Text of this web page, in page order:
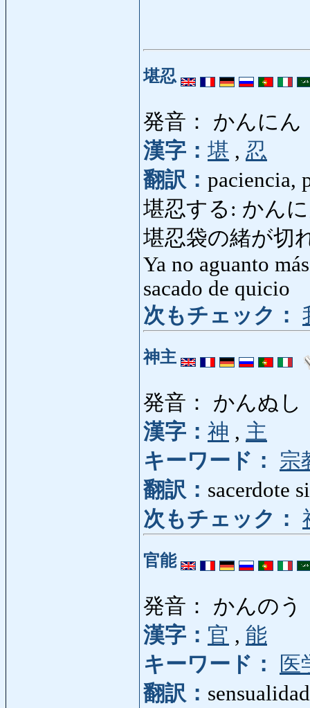
堪忍
発音： かんにん
漢字： 堪 , 忍
翻訳： paciencia,
堪忍する: かんに
堪忍袋の緒が切
Ya no aguanto
sacado de quicio
次もチェック：
神主
発音： かんぬし
漢字： 神 , 主
キーワード：
宗
翻訳： sacerdote
次もチェック：
官能
発音： かんのう
漢字： 官 , 能
キーワード：
医
翻訳：